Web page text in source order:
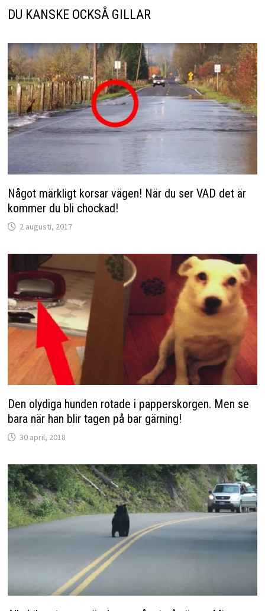
DU KANSKE OCKSÅ GILLAR
Något märkligt korsar vägen! När du ser VAD det är
kommer du bli chockad!
2 augusti, 2017
Den olydiga hunden rotade i papperskorgen. Men se
bara när han blir tagen på bar gärning!
30 april, 2018